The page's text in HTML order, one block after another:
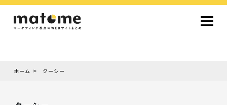
ホーム クーシー